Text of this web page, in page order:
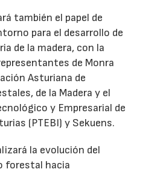
también el papel de
para el desarrollo de
de la madera, con la
de Monra
Asturiana de
de la Madera y el
y Empresarial de
(PTEBI) y Sekuens.
la evolución del
forestal hacia